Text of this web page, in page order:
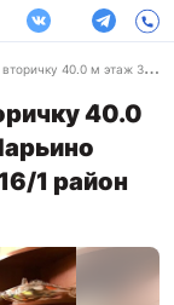
Марьино ЮЗАО бульвар Мячковский 16/1 район Марьино
40.0
1 район